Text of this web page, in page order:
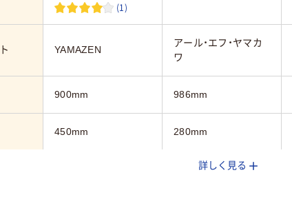
(1)
YAMAZEN
アール・エフ・ヤマカ
ワ
900mm 986mm
450mm 280mm
800mm詳しく見る